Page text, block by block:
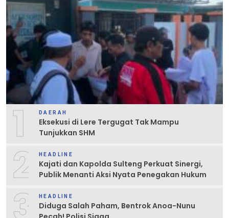
1 DAERAH
Eksekusi di Lere Tergugat Tak Mampu
Tunjukkan SHM
2 HEADLINE
Kajati dan Kapolda Sulteng Perkuat Sinergi,
Publik Menanti Aksi Nyata Penegakan Hukum
3 HEADLINE
Diduga Salah Paham, Bentrok Anoa-Nunu